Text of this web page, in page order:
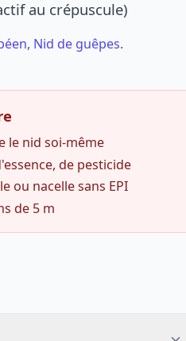
au crépuscule)
, Nid de guêpes.
le nid soi-même
de pesticide
ou nacelle sans EPI
de 5 m